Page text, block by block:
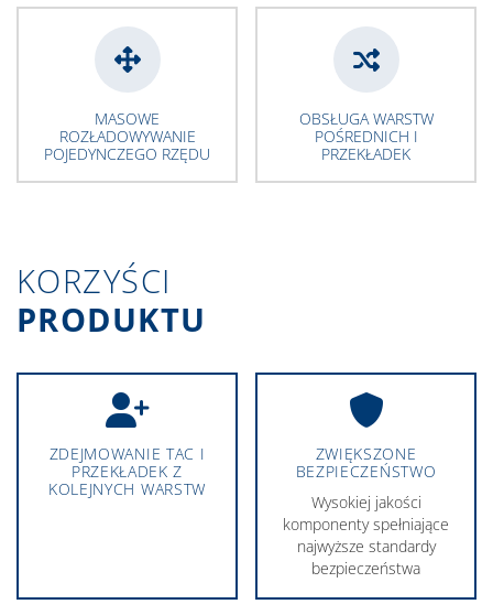
MASOWE
ROZŁADOWYWANIE
POJEDYNCZEGO RZĘDU
OBSŁUGA WARSTW
POŚREDNICH I
PRZEKŁADEK
KORZYŚCI
PRODUKTU
ZDEJMOWANIE TAC I
PRZEKŁADEK Z
KOLEJNYCH WARSTW
ZWIĘKSZONE
BEZPIECZEŃSTWO
Wysokiej jakości
komponenty spełniające
najwyższe standardy
bezpieczeństwa